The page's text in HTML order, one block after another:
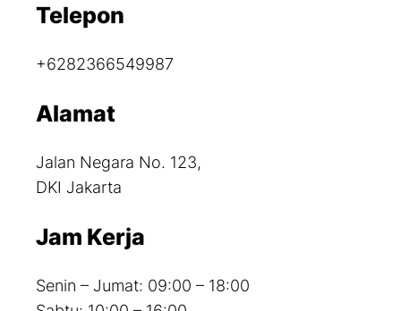
Telepon
+6282366549987
Alamat
Jalan Negara No. 123,
DKI Jakarta
Jam Kerja
Senin – Jumat: 09:00 – 18:00